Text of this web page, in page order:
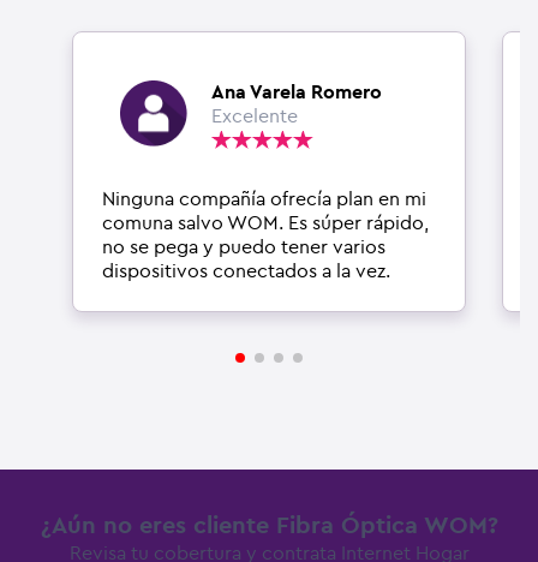
Ana Varela Romero
Excelente
Ninguna compañía ofrecía plan en mi
comuna salvo WOM. Es súper rápido,
no se pega y puedo tener varios
dispositivos conectados a la vez.
¿Aún no eres cliente Fibra Óptica WOM?
Revisa tu cobertura y contrata Internet Hogar